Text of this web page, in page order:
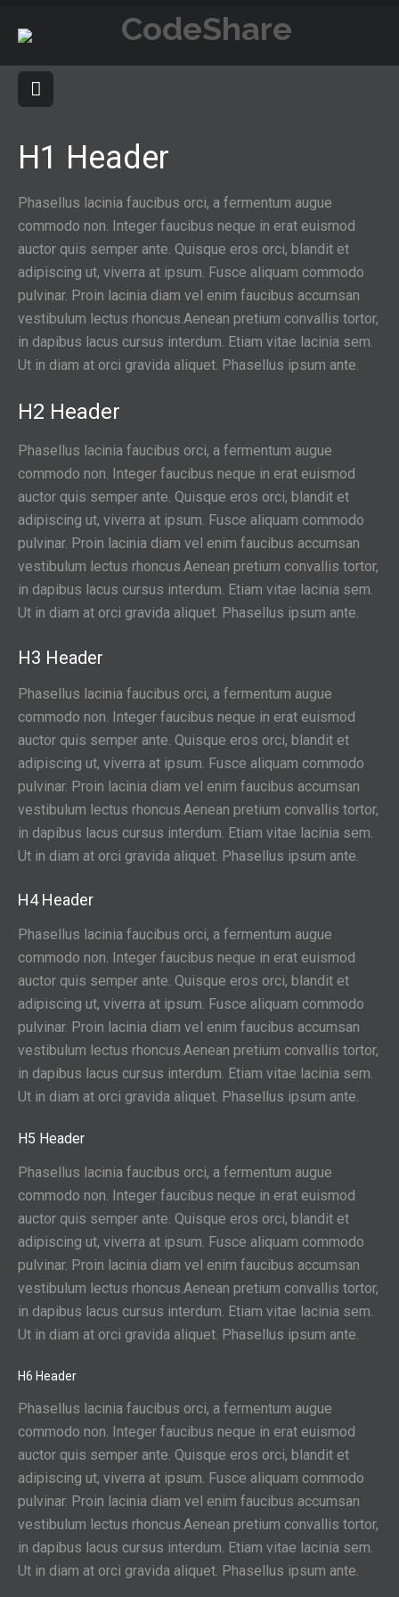
H1 Header
Phasellus lacinia faucibus orci, a fermentum augue
commodo non. Integer faucibus neque in erat euismod
auctor quis semper ante. Quisque eros orci, blandit et
adipiscing ut, viverra at ipsum. Fusce aliquam commodo
pulvinar. Proin lacinia diam vel enim faucibus accumsan
vestibulum lectus rhoncus.Aenean pretium convallis tortor,
in dapibus lacus cursus interdum. Etiam vitae lacinia sem.
Ut in diam at orci gravida aliquet. Phasellus ipsum ante.
H2 Header
Phasellus lacinia faucibus orci, a fermentum augue
commodo non. Integer faucibus neque in erat euismod
auctor quis semper ante. Quisque eros orci, blandit et
adipiscing ut, viverra at ipsum. Fusce aliquam commodo
pulvinar. Proin lacinia diam vel enim faucibus accumsan
vestibulum lectus rhoncus.Aenean pretium convallis tortor,
in dapibus lacus cursus interdum. Etiam vitae lacinia sem.
Ut in diam at orci gravida aliquet. Phasellus ipsum ante.
H3 Header
Phasellus lacinia faucibus orci, a fermentum augue
commodo non. Integer faucibus neque in erat euismod
auctor quis semper ante. Quisque eros orci, blandit et
adipiscing ut, viverra at ipsum. Fusce aliquam commodo
pulvinar. Proin lacinia diam vel enim faucibus accumsan
vestibulum lectus rhoncus.Aenean pretium convallis tortor,
in dapibus lacus cursus interdum. Etiam vitae lacinia sem.
Ut in diam at orci gravida aliquet. Phasellus ipsum ante.
H4 Header
Phasellus lacinia faucibus orci, a fermentum augue
commodo non. Integer faucibus neque in erat euismod
auctor quis semper ante. Quisque eros orci, blandit et
adipiscing ut, viverra at ipsum. Fusce aliquam commodo
pulvinar. Proin lacinia diam vel enim faucibus accumsan
vestibulum lectus rhoncus.Aenean pretium convallis tortor,
in dapibus lacus cursus interdum. Etiam vitae lacinia sem.
Ut in diam at orci gravida aliquet. Phasellus ipsum ante.
H5 Header
Phasellus lacinia faucibus orci, a fermentum augue
commodo non. Integer faucibus neque in erat euismod
auctor quis semper ante. Quisque eros orci, blandit et
adipiscing ut, viverra at ipsum. Fusce aliquam commodo
pulvinar. Proin lacinia diam vel enim faucibus accumsan
vestibulum lectus rhoncus.Aenean pretium convallis tortor,
in dapibus lacus cursus interdum. Etiam vitae lacinia sem.
Ut in diam at orci gravida aliquet. Phasellus ipsum ante.
H6 Header
Phasellus lacinia faucibus orci, a fermentum augue
commodo non. Integer faucibus neque in erat euismod
auctor quis semper ante. Quisque eros orci, blandit et
adipiscing ut, viverra at ipsum. Fusce aliquam commodo
pulvinar. Proin lacinia diam vel enim faucibus accumsan
vestibulum lectus rhoncus.Aenean pretium convallis tortor,
in dapibus lacus cursus interdum. Etiam vitae lacinia sem.
Ut in diam at orci gravida aliquet. Phasellus ipsum ante.